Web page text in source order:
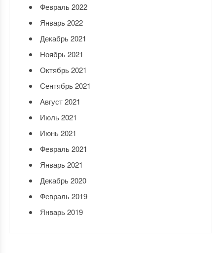
Февраль 2022
Январь 2022
Декабрь 2021
Ноябрь 2021
Октябрь 2021
Сентябрь 2021
Август 2021
Июль 2021
Июнь 2021
Февраль 2021
Январь 2021
Декабрь 2020
Февраль 2019
Январь 2019